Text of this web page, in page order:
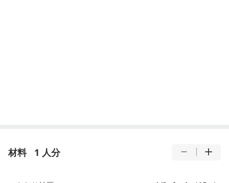
材料 1 人分